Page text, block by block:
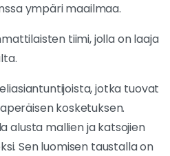
ympäri maailmaa.
tiimi, jolla on laaja
jotka tuovat
kosketuksen.
alusta mallien ja katsojien
Sen luomisen taustalla on